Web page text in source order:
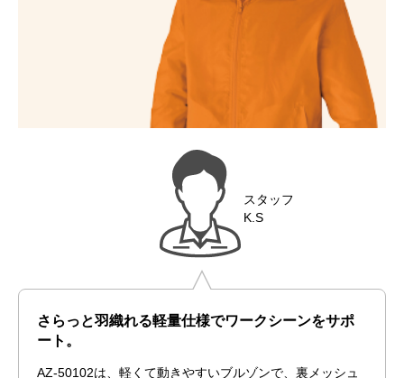
スタッフ
K.S
さらっと羽織れる軽量仕様でワークシーンをサポ
ート。
AZ-50102は、軽くて動きやすいブルゾンで、裏メッシュ